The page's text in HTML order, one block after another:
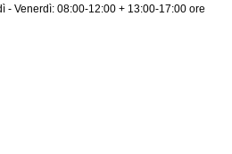
- Venerdì: 08:00-12:00 + 13:00-17:00 ore